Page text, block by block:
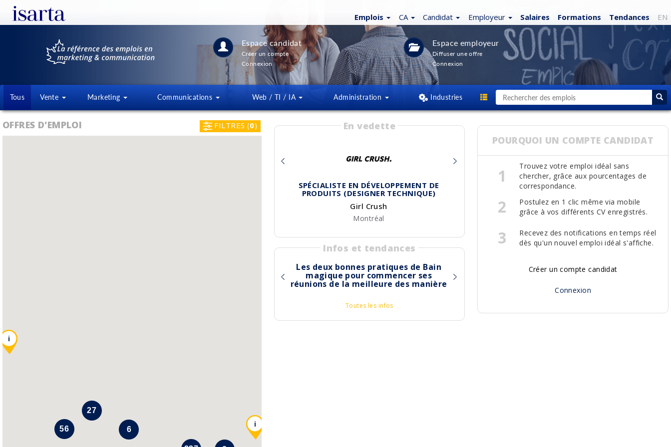
Emplois CA Candidat Employeur Salaires Formations Tendances EN
Espace candidat
Créer un compte
Connexion
Espace employeur
Diffuser une offre
Connexion
Tous Vente Marketing Communications Web / TI / IA Administration Industries
OFFRES D'EMPLOI FILTRES (0)
i
i
56
27
6
En vedette
SPÉCIALISTE EN DÉVELOPPEMENT DE
PRODUITS (DESIGNER TECHNIQUE)
Girl Crush
Montréal
Infos et tendances
Les deux bonnes pratiques de Bain
magique pour commencer ses
réunions de la meilleure des manière
Toutes les infos
POURQUOI UN COMPTE CANDIDAT
1
Trouvez votre emploi idéal sans
chercher, grâce aux pourcentages de
correspondance.
2
Postulez en 1 clic même via mobile
grâce à vos différents CV enregistrés.
3
Recevez des notifications en temps réel
dès qu'un nouvel emploi idéal s'affiche.
Créer un compte candidat
Connexion